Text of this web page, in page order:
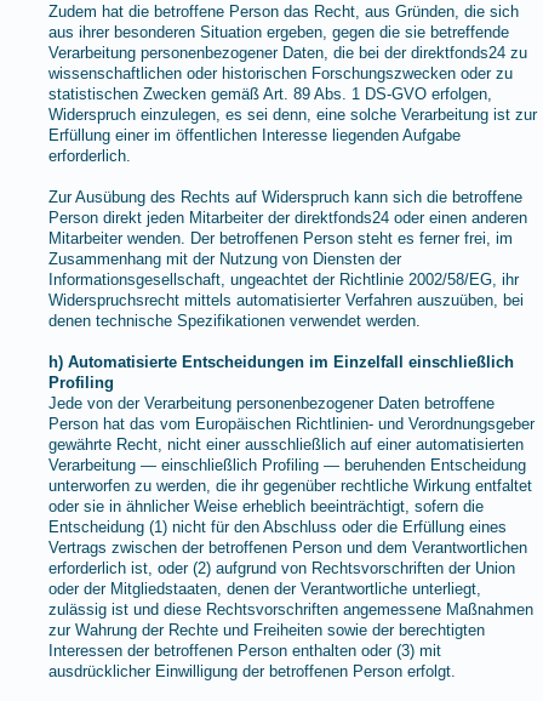
Zudem hat die betroffene Person das Recht, aus Gründen, die sich
aus ihrer besonderen Situation ergeben, gegen die sie betreffende
Verarbeitung personenbezogener Daten, die bei der direktfonds24 zu
wissenschaftlichen oder historischen Forschungszwecken oder zu
statistischen Zwecken gemäß Art. 89 Abs. 1 DS-GVO erfolgen,
Widerspruch einzulegen, es sei denn, eine solche Verarbeitung ist zur
Erfüllung einer im öffentlichen Interesse liegenden Aufgabe
erforderlich.
Zur Ausübung des Rechts auf Widerspruch kann sich die betroffene
Person direkt jeden Mitarbeiter der direktfonds24 oder einen anderen
Mitarbeiter wenden. Der betroffenen Person steht es ferner frei, im
Zusammenhang mit der Nutzung von Diensten der
Informationsgesellschaft, ungeachtet der Richtlinie 2002/58/EG, ihr
Widerspruchsrecht mittels automatisierter Verfahren auszuüben, bei
denen technische Spezifikationen verwendet werden.
h) Automatisierte Entscheidungen im Einzelfall einschließlich
Profiling
Jede von der Verarbeitung personenbezogener Daten betroffene
Person hat das vom Europäischen Richtlinien- und Verordnungsgeber
gewährte Recht, nicht einer ausschließlich auf einer automatisierten
Verarbeitung — einschließlich Profiling — beruhenden Entscheidung
unterworfen zu werden, die ihr gegenüber rechtliche Wirkung entfaltet
oder sie in ähnlicher Weise erheblich beeinträchtigt, sofern die
Entscheidung (1) nicht für den Abschluss oder die Erfüllung eines
Vertrags zwischen der betroffenen Person und dem Verantwortlichen
erforderlich ist, oder (2) aufgrund von Rechtsvorschriften der Union
oder der Mitgliedstaaten, denen der Verantwortliche unterliegt,
zulässig ist und diese Rechtsvorschriften angemessene Maßnahmen
zur Wahrung der Rechte und Freiheiten sowie der berechtigten
Interessen der betroffenen Person enthalten oder (3) mit
ausdrücklicher Einwilligung der betroffenen Person erfolgt.